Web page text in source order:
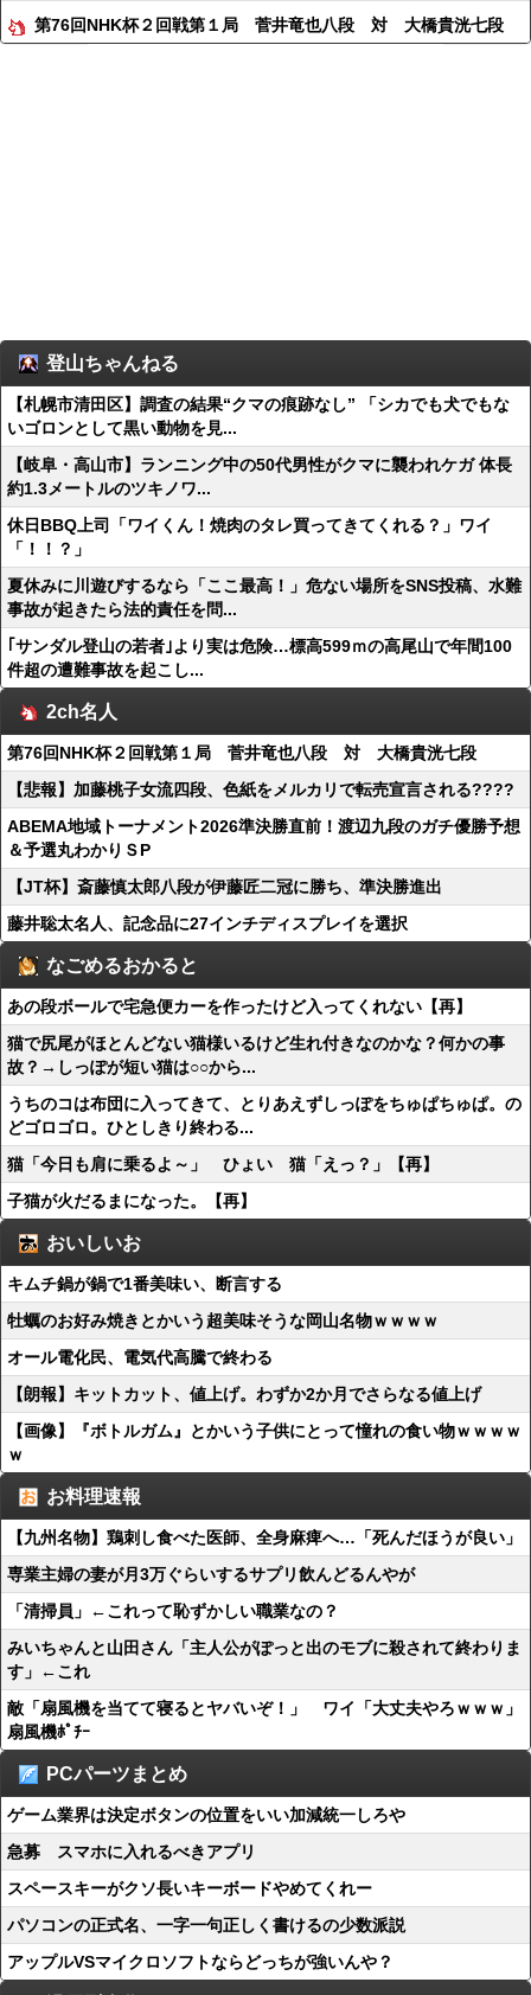
第76回NHK杯２回戦第１局 菅井竜也八段 対 大橋貴洸七段
登山ちゃんねる
【札幌市清田区】調査の結果“クマの痕跡なし” 「シカでも犬でもな
いゴロンとして黒い動物を見...
【岐阜・高山市】ランニング中の50代男性がクマに襲われケガ 体長
約1.3メートルのツキノワ...
休日BBQ上司「ワイくん！焼肉のタレ買ってきてくれる？」ワイ
「！！？」
夏休みに川遊びするなら「ここ最高！」危ない場所をSNS投稿、水難
事故が起きたら法的責任を問...
｢サンダル登山の若者｣より実は危険…標高599ｍの高尾山で年間100
件超の遭難事故を起こし...
2ch名人
第76回NHK杯２回戦第１局 菅井竜也八段 対 大橋貴洸七段
【悲報】加藤桃子女流四段、色紙をメルカリで転売宣言される????
ABEMA地域トーナメント2026準決勝直前！渡辺九段のガチ優勝予想
＆予選丸わかりＳP
【JT杯】斎藤慎太郎八段が伊藤匠二冠に勝ち、準決勝進出
藤井聡太名人、記念品に27インチディスプレイを選択
なごめるおかると
あの段ボールで宅急便カーを作ったけど入ってくれない【再】
猫で尻尾がほとんどない猫様いるけど生れ付きなのかな？何かの事
故？→しっぽが短い猫は○○から...
うちのコは布団に入ってきて、とりあえずしっぽをちゅぱちゅぱ。の
どゴロゴロ。ひとしきり終わる...
猫「今日も肩に乗るよ～」 ひょい 猫「えっ？」【再】
子猫が火だるまになった。【再】
おいしいお
キムチ鍋が鍋で1番美味い、断言する
牡蠣のお好み焼きとかいう超美味そうな岡山名物ｗｗｗｗ
オール電化民、電気代高騰で終わる
【朗報】キットカット、値上げ。わずか2か月でさらなる値上げ
【画像】『ボトルガム』とかいう子供にとって憧れの食い物ｗｗｗｗ
ｗ
お料理速報
【九州名物】鶏刺し食べた医師、全身麻痺へ…「死んだほうが良い」
専業主婦の妻が月3万ぐらいするサプリ飲んどるんやが
「清掃員」←これって恥ずかしい職業なの？
みいちゃんと山田さん「主人公がぽっと出のモブに殺されて終わりま
す」←これ
敵「扇風機を当てて寝るとヤバいぞ！」 ワイ「大丈夫やろｗｗｗ」
扇風機ﾎﾟﾁｰ
PCパーツまとめ
ゲーム業界は決定ボタンの位置をいい加減統一しろや
急募 スマホに入れるべきアプリ
スペースキーがクソ長いキーボードやめてくれー
パソコンの正式名、一字一句正しく書けるの少数派説
アップルVSマイクロソフトならどっちが強いんや？